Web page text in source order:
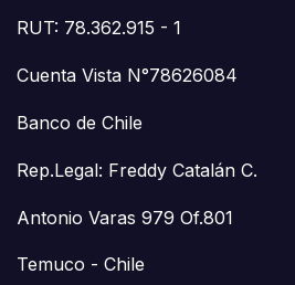
RUT: 78.362.915 - 1
Cuenta Vista N°78626084
Banco de Chile
Rep.Legal: Freddy Catalán C.
Antonio Varas 979 Of.801
Temuco - Chile